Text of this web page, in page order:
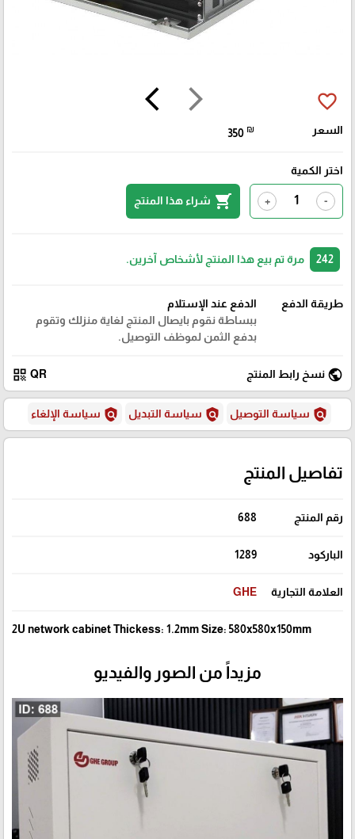
arrow_forward_ios
arrow_back_ios favorite_border
السعر 350 ₪
اختر الكمية
-
+
shopping_cart شراء هذا المنتج
مرة تم بيع هذا المنتج لأشخاص آخرين.
طريقة الدفع
الدفع عند الإستلام
ببساطة نقوم بايصال المنتج لغاية منزلك وتقوم
بدفع الثمن لموظف التوصيل.
public نسخ رابط المنتج QR
qr_code
policy سياسة التوصيل policy سياسة التبديل policy سياسة الإلغاء
تفاصيل المنتج
رقم المنتج 688
الباركود 1289
العلامة التجارية GHE
2U network cabinet Thickess: 1.2mm Size: 580x580x150mm
مزيداً من الصور والفيديو